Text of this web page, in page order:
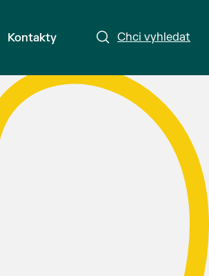
Chci vyhledat
Kontakty